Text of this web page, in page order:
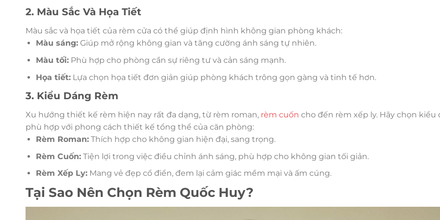
2. Màu Sắc Và Họa Tiết
Màu sắc và họa tiết của rèm cửa có thể giúp định hình không gian phòng khách:
Màu sáng:Giúp mở rộng không gian và tăng cường ánh sáng tự nhiên.
Màu tối:Phù hợp cho phòng cần sự riêng tư và cản sáng mạnh.
Họa tiết:Lựa chọn họa tiết đơn giản giúp phòng khách trông gọn gàng và tinh tế hơn.
3. Kiểu Dáng Rèm
Xu hướng thiết kế rèm hiện nay rất đa dạng, từ rèm roman, rèm cuốn cho đến rèm xếp ly. Hãy chọn kiểu
phù hợp với phong cách thiết kế tổng thể của căn phòng:
Rèm Roman:Thích hợp cho không gian hiện đại, sang trọng.
Rèm Cuốn:Tiện lợi trong việc điều chỉnh ánh sáng, phù hợp cho không gian tối giản.
Rèm Xếp Ly:Mang vẻ đẹp cổ điển, đem lại cảm giác mềm mại và ấm cúng.
Tại Sao Nên Chọn Rèm Quốc Huy?